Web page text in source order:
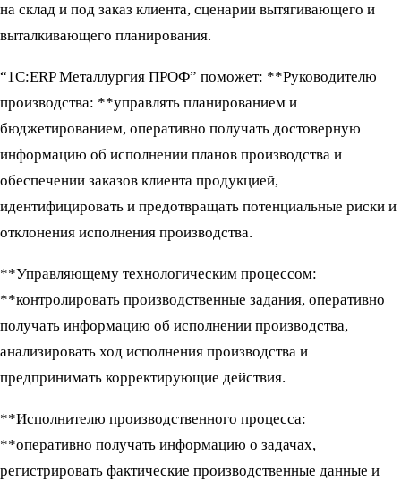
на склад и под заказ клиента, сценарии вытягивающего и
выталкивающего планирования.
“1С:ERP Металлургия ПРОФ” поможет: **Руководителю
производства: **управлять планированием и
бюджетированием, оперативно получать достоверную
информацию об исполнении планов производства и
обеспечении заказов клиента продукцией,
идентифицировать и предотвращать потенциальные риски и
отклонения исполнения производства.
**Управляющему технологическим процессом:
**контролировать производственные задания, оперативно
получать информацию об исполнении производства,
анализировать ход исполнения производства и
предпринимать корректирующие действия.
**Исполнителю производственного процесса:
**оперативно получать информацию о задачах,
регистрировать фактические производственные данные и